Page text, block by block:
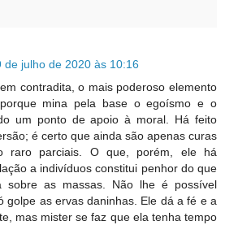
de julho de 2020 às 10:16
contradita, o mais poderoso elemento
mina pela base o egoísmo e o
um ponto de apoio à moral. Há feito
é certo que ainda são apenas curas
raro parciais. O que, porém, ele há
a indivíduos constitui penhor do que
sobre as massas. Não lhe é possível
golpe as ervas daninhas. Ele dá a fé e a
mas mister se faz que ela tenha tempo